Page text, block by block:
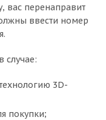
вас перенаправит
ввести номер
случае:
3D-
покупки;